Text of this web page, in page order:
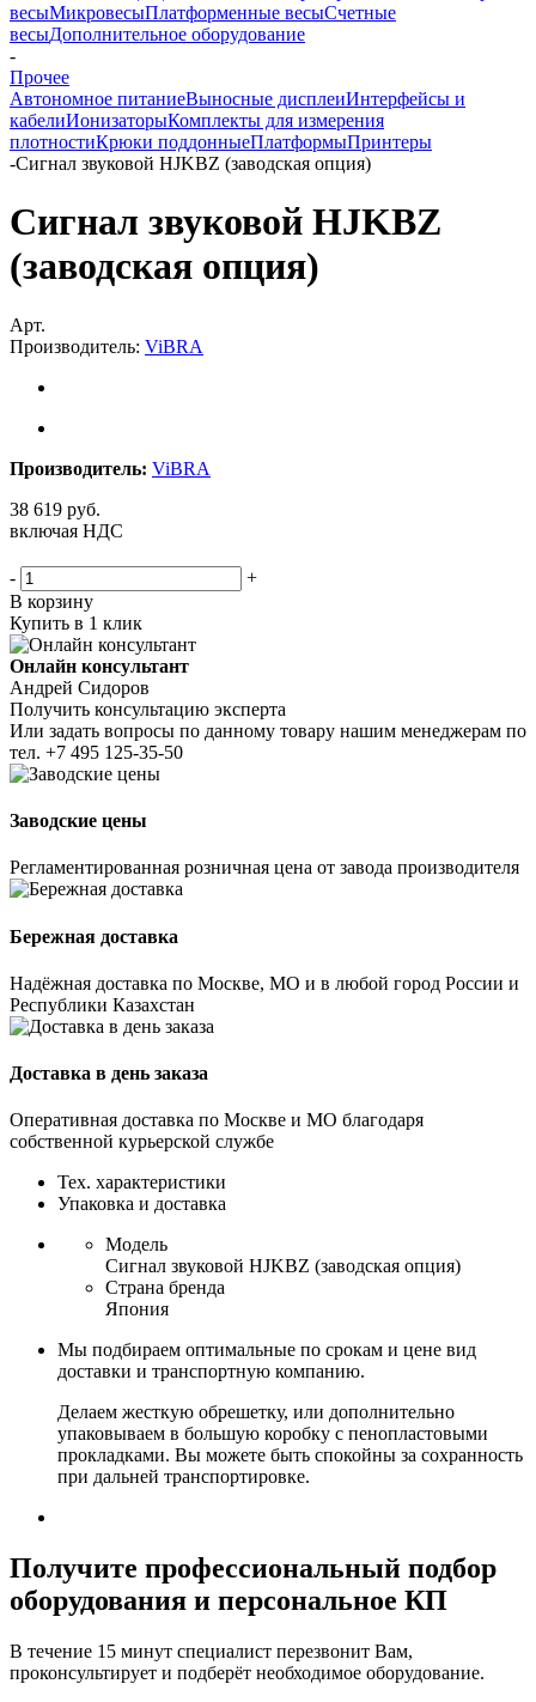
весыМикровесыПлатформенные весыСчетные
весыДополнительное оборудование
-
Прочее
Автономное питаниеВыносные дисплеиИнтерфейсы и
кабелиИонизаторыКомплекты для измерения
плотностиКрюки поддонныеПлатформыПринтеры
-Сигнал звуковой HJKBZ (заводская опция)
Сигнал звуковой HJKBZ
(заводская опция)
Арт.
Производитель: ViBRA
Производитель: ViBRA
38 619 руб.
включая НДС
-
+
В корзину
Купить в 1 клик
Онлайн консультант
Андрей Сидоров
Получить консультацию эксперта
Или задать вопросы по данному товару нашим менеджерам по
тел. +7 495 125-35-50
Заводские цены
Регламентированная розничная цена от завода производителя
Бережная доставка
Надёжная доставка по Москве, МО и в любой город России и
Республики Казахстан
Доставка в день заказа
Оперативная доставка по Москве и МО благодаря
собственной курьерской службе
Тех. характеристики
Упаковка и доставка
Модель
Сигнал звуковой HJKBZ (заводская опция)
Страна бренда
Япония
Мы подбираем оптимальные по срокам и цене вид
доставки и транспортную компанию.
Делаем жесткую обрешетку, или дополнительно
упаковываем в большую коробку с пенопластовыми
прокладками. Вы можете быть спокойны за сохранность
при дальней транспортировке.
Получите профессиональный подбор
оборудования и персональное КП
В течение 15 минут специалист перезвонит Вам,
проконсультирует и подберёт необходимое оборудование.